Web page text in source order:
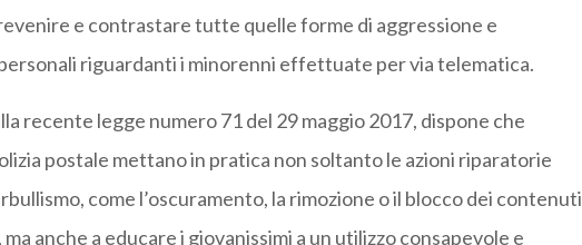
e contrastare tutte quelle forme di aggressione e
riguardanti i minorenni effettuate per via telematica.
recente legge numero 71 del 29 maggio 2017, dispone che
postale mettano in pratica non soltanto le azioni riparatorie
come l’oscuramento, la rimozione o il blocco dei contenuti
anche a educare i giovanissimi a un utilizzo consapevole e